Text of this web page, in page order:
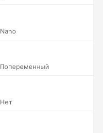
Nano
Попеременный
Нет